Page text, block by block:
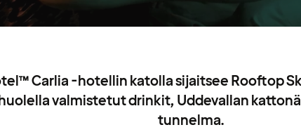
Carlia -hotellin katolla sijaitsee Rooftop
valmistetut drinkit, Uddevallan
tunnelma.